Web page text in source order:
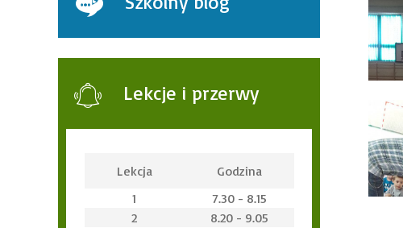
Lekcje i przerwy
Lekcja
Godzina
1
7.30 - 8.15
2
8.20 - 9.05